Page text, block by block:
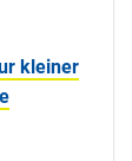
kleiner